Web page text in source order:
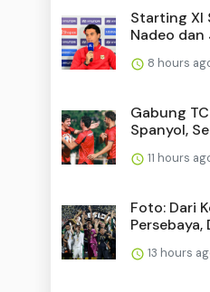
Starting XI
Nadeo dan
8 hours
Gabung
Spanyol,
11 hours
Foto: Dari
Persebaya,
13 hours